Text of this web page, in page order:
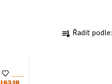
Ř Řadit podle: